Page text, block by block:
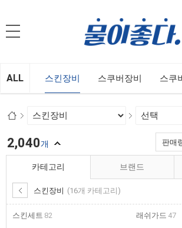
ALL 스킨장비 스쿠버장비 스쿠
카테고리
스킨장비 (16개 카테고리)
스킨세트 82
래쉬가드 47
브랜드
2,040개 판매